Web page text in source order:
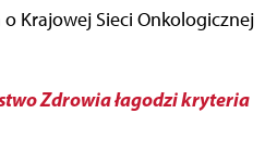
Krajowej Sieci Onkologicznej
Zdrowia łagodzi kryteria